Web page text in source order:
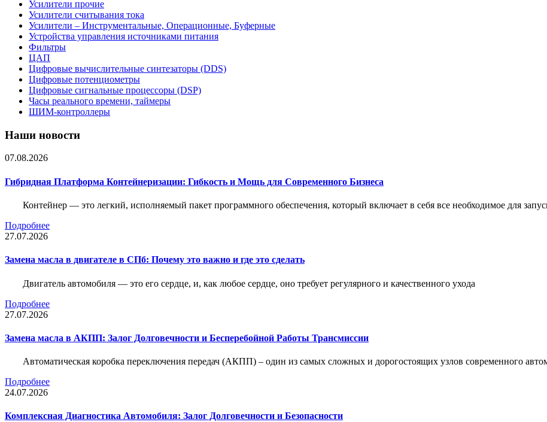
Усилители прочие
Усилители считывания тока
Усилители – Инструментальные, Операционные, Буферные
Устройства управления источниками питания
Фильтры
ЦАП
Цифровые вычислительные синтезаторы (DDS)
Цифровые потенциометры
Цифровые сигнальные процессоры (DSP)
Часы реального времени, таймеры
ШИМ-контроллеры
Наши новости
07.08.2026
Гибридная Платформа Контейнеризации: Гибкость и Мощь для Современного Бизнеса
Контейнер — это легкий, исполняемый пакет программного обеспечения, который включает в себя все необходимое для
Подробнее
27.07.2026
Замена масла в двигателе в СПб: Почему это важно и где это сделать
Двигатель автомобиля — это его сердце, и, как любое сердце, оно требует регулярного и качественного ухода
Подробнее
27.07.2026
Замена масла в АКПП: Залог Долговечности и Бесперебойной Работы Трансмиссии
Автоматическая коробка переключения передач (АКПП) – один из самых сложных и дорогостоящих узлов современного
Подробнее
24.07.2026
Комплексная Диагностика Автомобиля: Залог Долговечности и Безопасности